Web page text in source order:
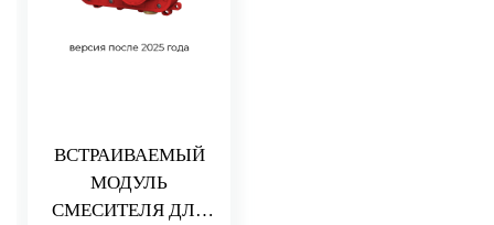
ВСТРАИВАЕМЫЙ
МОДУЛЬ
СМЕСИТЕЛЯ ДЛЯ